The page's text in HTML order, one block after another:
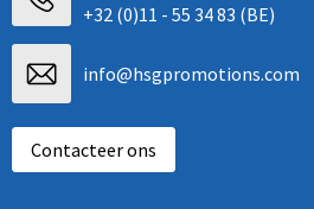
+32 (0)11 - 55 34 83 (BE)
info@hsgpromotions.com
Contacteer ons